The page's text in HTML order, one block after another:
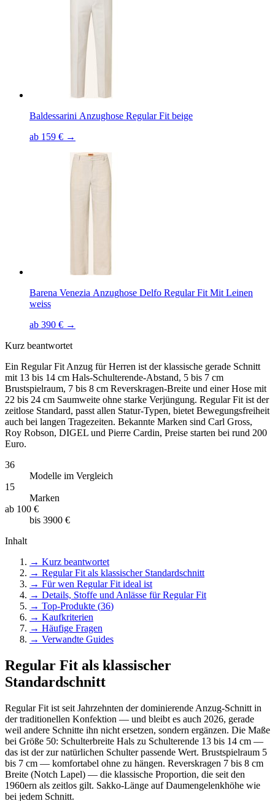
Baldessarini Anzughose Regular Fit beige
ab 159 € →
Barena Venezia Anzughose Delfo Regular Fit Mit Leinen
weiss
ab 390 € →
Kurz beantwortet
Ein Regular Fit Anzug für Herren ist der klassische gerade Schnitt
mit 13 bis 14 cm Hals-Schulterende-Abstand, 5 bis 7 cm
Brustspielraum, 7 bis 8 cm Reverskragen-Breite und einer Hose mit
22 bis 24 cm Saumweite ohne starke Verjüngung. Regular Fit ist der
zeitlose Standard, passt allen Statur-Typen, bietet Bewegungsfreiheit
auch bei langen Tragezeiten. Bekannte Marken sind Carl Gross,
Roy Robson, DIGEL und Pierre Cardin, Preise starten bei rund 200
Euro.
36
Modelle im Vergleich
15
Marken
ab 100 €
bis 3900 €
Inhalt
→ Kurz beantwortet
→ Regular Fit als klassischer Standardschnitt
→ Für wen Regular Fit ideal ist
→ Details, Stoffe und Anlässe für Regular Fit
→ Top-Produkte (36)
→ Kaufkriterien
→ Häufige Fragen
→ Verwandte Guides
Regular Fit als klassischer
Standardschnitt
Regular Fit ist seit Jahrzehnten der dominierende Anzug-Schnitt in
der traditionellen Konfektion — und bleibt es auch 2026, gerade
weil andere Schnitte ihn nicht ersetzen, sondern ergänzen. Die Maße
bei Größe 50: Schulterbreite Hals zu Schulterende 13 bis 14 cm —
das ist der zur natürlichen Schulter passende Wert. Brustspielraum 5
bis 7 cm — komfortabel ohne zu hängen. Reverskragen 7 bis 8 cm
Breite (Notch Lapel) — die klassische Proportion, die seit den
1960ern als zeitlos gilt. Sakko-Länge auf Daumengelenkhöhe wie
bei jedem Schnitt.